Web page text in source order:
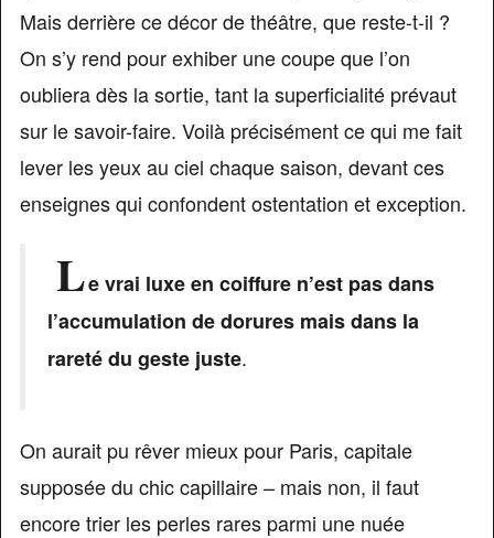
Mais derrière ce décor de théâtre, que reste-t-il ?
On s’y rend pour exhiber une coupe que l’on
oubliera dès la sortie, tant la superficialité prévaut
sur le savoir-faire. Voilà précisément ce qui me fait
lever les yeux au ciel chaque saison, devant ces
enseignes qui confondent ostentation et exception.
Le vrai luxe en coiffure n’est pas dans
l’accumulation de dorures mais dans la
rareté du geste juste.
On aurait pu rêver mieux pour Paris, capitale
supposée du chic capillaire – mais non, il faut
encore trier les perles rares parmi une nuée